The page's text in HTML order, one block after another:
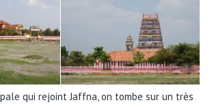
qui rejoint Jaffna, on tombe sur un très